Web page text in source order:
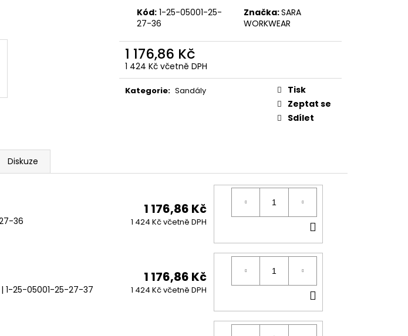
Kód: 1-25-05001-25-
27-36
Značka:SARA
WORKWEAR
1 176,86 Kč
1 424 Kč včetně DPH
Měrná
cena:
Kategorie: Sandály
Tisk
Zeptat se
Sdílet
Diskuze
36
1 176,86 Kč
1 424 Kč včetně DPH
KOŠÍKU
| 1-25-05001-25-27-37
1 176,86 Kč
1 424 Kč včetně DPH
KOŠÍKU